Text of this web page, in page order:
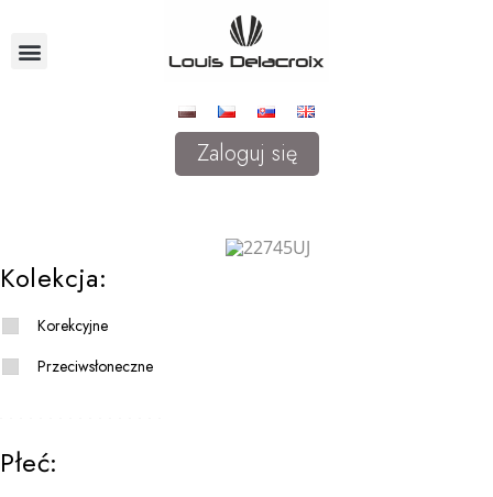
Zaloguj się
Kolekcja:
Korekcyjne
Przeciwsłoneczne
Płeć: